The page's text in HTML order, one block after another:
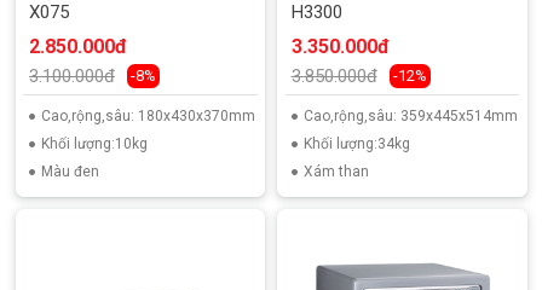
X075
2.850.000đ
3.100.000đ -8%
Cao,rộng,sâu: 180x430x370mm
Khối lượng:10kg
Màu đen
H3300
3.350.000đ
3.850.000đ -12%
Cao,rộng,sâu: 359x445x514mm
Khối lượng:34kg
Xám than